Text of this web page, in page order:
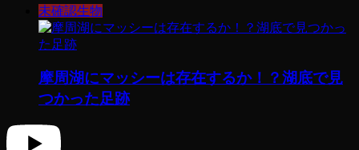
未確認生物
摩周湖にマッシーは存在するか！？湖底で見
つかった足跡